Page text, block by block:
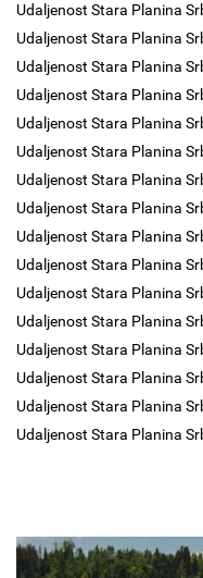
Udaljenost Stara Planina
Udaljenost Stara Planina
Udaljenost Stara Planina
Udaljenost Stara Planina
Udaljenost Stara Planina
Udaljenost Stara Planina
Udaljenost Stara Planina
Udaljenost Stara Planina
Udaljenost Stara Planina
Udaljenost Stara Planina
Udaljenost Stara Planina
Udaljenost Stara Planina
Udaljenost Stara Planina
Udaljenost Stara Planina
Udaljenost Stara Planina
Udaljenost Stara Planina